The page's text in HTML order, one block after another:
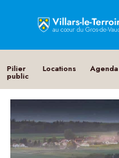
Pilier
public
Locations Agenda